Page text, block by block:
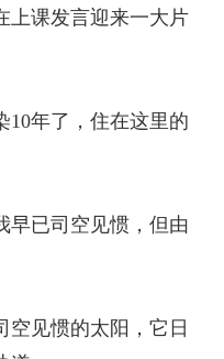
上课发言迎来一大片
10年了，住在这里的
早已司空见惯，但由
空见惯的太阳，它日